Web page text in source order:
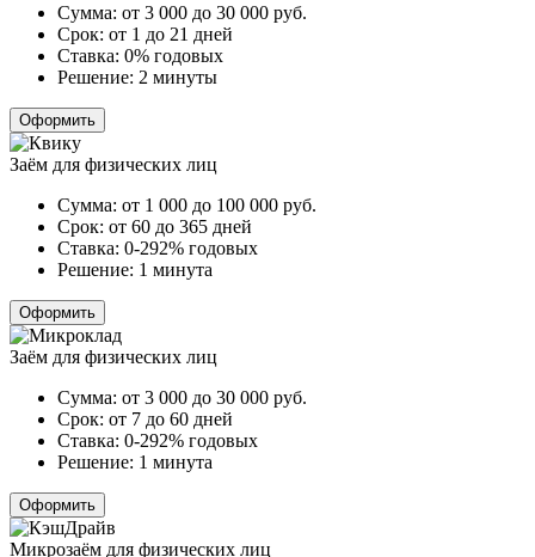
Сумма: от 3 000 до 30 000 руб.
Срок: от 1 до 21 дней
Ставка: 0% годовых
Решение: 2 минуты
Оформить
Заём для физических лиц
Сумма: от 1 000 до 100 000 руб.
Срок: от 60 до 365 дней
Ставка: 0-292% годовых
Решение: 1 минута
Оформить
Заём для физических лиц
Сумма: от 3 000 до 30 000 руб.
Срок: от 7 до 60 дней
Ставка: 0-292% годовых
Решение: 1 минута
Оформить
Микрозаём для физических лиц